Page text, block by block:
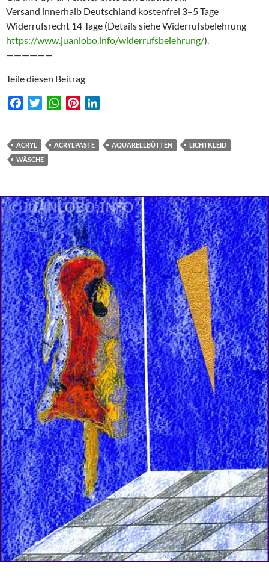
Versand innerhalb Deutschland kostenfrei 3–5 Tage
Widerrufsrecht 14 Tage (Details siehe Widerrufsbelehrung
https://www.juanlobo.info/widerrufsbelehrung/).
——————
Teile diesen Beitrag
e
b
k
t
t
W
t
p
t
s
t
k
n
ACRYL ACRYLPASTE AQUARELLBÜTTEN
LICHTKLEID
WÄSCHE